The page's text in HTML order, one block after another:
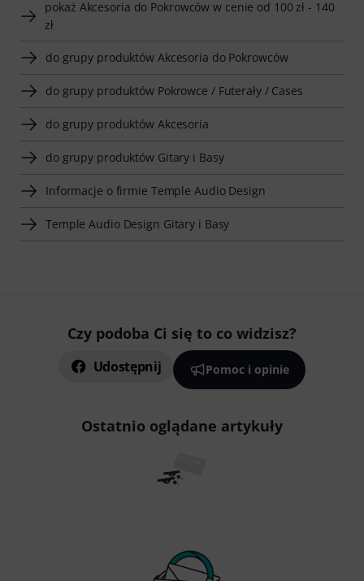
pokaż Akcesoria do Pokrowców w cenie od 100 zł - 140
zł
do grupy produktów Akcesoria do Pokrowców
do grupy produktów Pokrowce / Futerały / Cases
do grupy produktów Akcesoria
do grupy produktów Gitary i Basy
Informacje o firmie Temple Audio Design
Temple Audio Design Gitary i Basy
Czy podoba Ci się to co widzisz?
Udostępnij Pomoc i opinie
Ostatnio oglądane artykuły